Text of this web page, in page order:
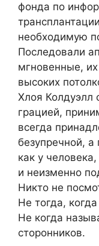
фонда по
необходимую
Последовали
мгновенные,
высоких
Хлоя Колдуэлл
грацией,
всегда
безупречной,
как у
и неизменно
Никто не
Не тогда,
Не когда
сторонников.